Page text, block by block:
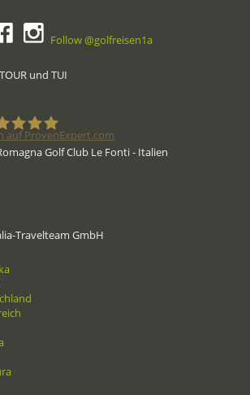
Follow @golfreisen1a
und TUI
auf ProvenExpert.com
Golf Club Le Fonti - Italien
Travelteam GmbH